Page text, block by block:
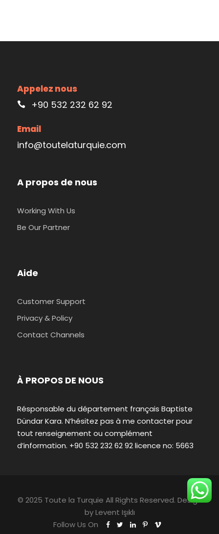
Appelez nous
+90 532 232 62 92
Email
info@toutelaturquie.com
A propos de nous
Working With Us
Be Our Partner
Aide
Customer Support
Privacy & Policy
Contact Channels
À PROPOS DE NOUS
Résponsable du département français Baptiste
Dündar Kara. N’hésitez pas à me contacter pour
tout renseignement ou complément
d’information. +90 532 232 62 92 licence no: 5663
© 2025 Toute la Turquie All Rights Reserved. Design
byLevent Işıklı
Follow Us On